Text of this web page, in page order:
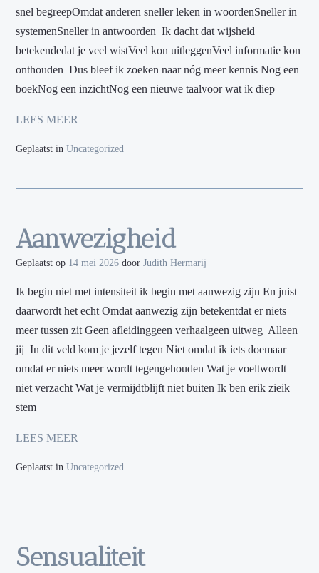
snel begreepOmdat anderen sneller leken in woordenSneller in
systemenSneller in antwoorden Ik dacht dat wijsheid
betekendedat je veel wistVeel kon uitleggenVeel informatie kon
onthouden Dus bleef ik zoeken naar nóg meer kennis Nog een
boekNog een inzichtNog een nieuwe taalvoor wat ik diep
LEES MEER
Geplaatst in Uncategorized
Aanwezigheid
Geplaatst op 14 mei 2026 door Judith Hermarij
Ik begin niet met intensiteit ik begin met aanwezig zijn En juist
daarwordt het echt Omdat aanwezig zijn betekentdat er niets
meer tussen zit Geen afleidinggeen verhaalgeen uitweg Alleen
jij In dit veld kom je jezelf tegen Niet omdat ik iets doemaar
omdat er niets meer wordt tegengehouden Wat je voeltwordt
niet verzacht Wat je vermijdtblijft niet buiten Ik ben erik zieik
stem
LEES MEER
Geplaatst in Uncategorized
Sensualiteit